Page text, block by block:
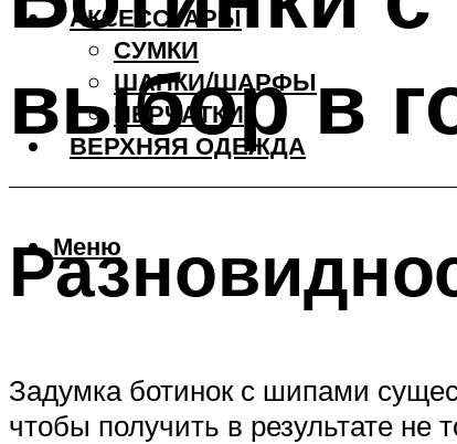
АКCЕССУАРЫ
СУМКИ
ШАПКИ/ШАРФЫ
ПЕРЧАТКИ
ВЕРХНЯЯ ОДЕЖДА
Меню
выбор в
Задумка ботинок с шипами
чтобы получить в результате не